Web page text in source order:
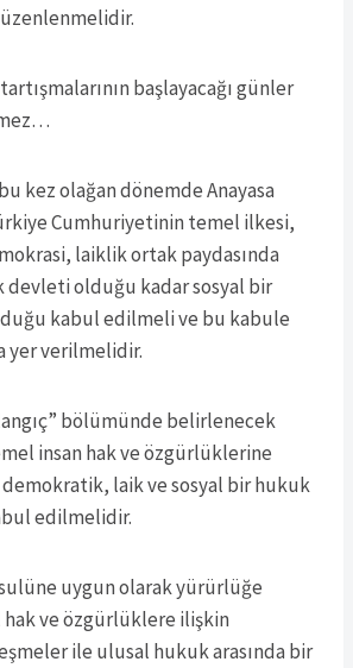
başlayacağı günler
kez olağan dönemde Anayasa
Cumhuriyetinin temel ilkesi,
laiklik ortak paydasında
olduğu kadar sosyal bir
kabul edilmeli ve bu kabule
yer verilmelidir.
bölümünde belirlenecek
insan hak ve özgürlüklerine
laik ve sosyal bir hukuk
edilmelidir.
uygun olarak yürürlüğe
ve özgürlüklere ilişkin
ile ulusal hukuk arasında bir